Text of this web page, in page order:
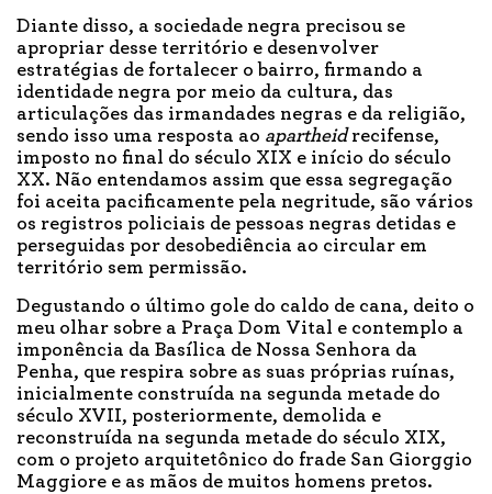
Diante disso, a sociedade negra precisou se
apropriar desse território e desenvolver
estratégias de fortalecer o bairro, firmando a
identidade negra por meio da cultura, das
articulações das irmandades negras e da religião,
sendo isso uma resposta ao apartheid recifense,
imposto no final do século XIX e início do século
XX. Não entendamos assim que essa segregação
foi aceita pacificamente pela negritude, são vários
os registros policiais de pessoas negras detidas e
perseguidas por desobediência ao circular em
território sem permissão.
Degustando o último gole do caldo de cana, deito o
meu olhar sobre a Praça Dom Vital e contemplo a
imponência da Basílica de Nossa Senhora da
Penha, que respira sobre as suas próprias ruínas,
inicialmente construída na segunda metade do
século XVII, posteriormente, demolida e
reconstruída na segunda metade do século XIX,
com o projeto arquitetônico do frade San Giorggio
Maggiore e as mãos de muitos homens pretos.